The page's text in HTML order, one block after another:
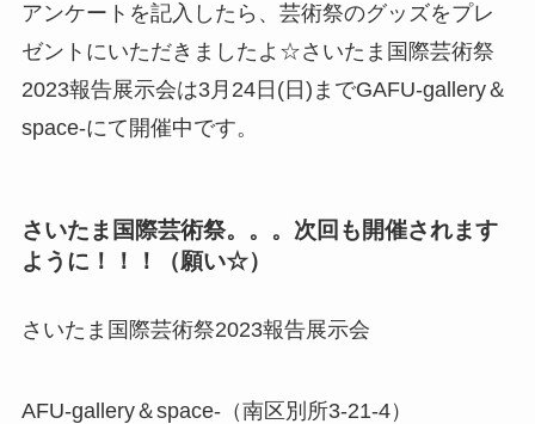
アンケートを記入したら、芸術祭のグッズをプレ
ゼントにいただきましたよ☆さいたま国際芸術祭
2023報告展示会は3月24日(日)までGAFU-gallery＆
space-にて開催中です。
さいたま国際芸術祭。。。次回も開催されます
ように！！！（願い☆）
さいたま国際芸術祭2023報告展示会
AFU-gallery＆space-（南区別所3-21-4）